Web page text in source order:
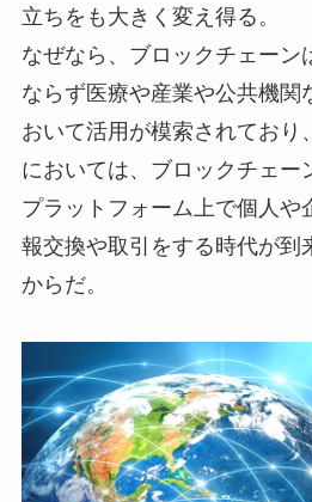
立ちをも大きく変え得る。
なぜなら、ブロックチェーン
ならず医療や産業や公共機関
おいて活用が模索されており
においては、ブロックチェー
プラットフォーム上で個人や
報交換や取引をする時代が到
からだ。